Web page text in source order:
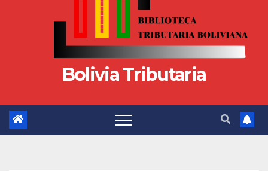
Bolivia Tributaria